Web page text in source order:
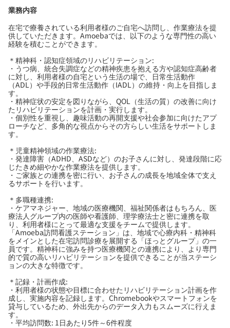
業務内容
在宅で療養されている利用者様のご自宅へ訪問し、作業療法を提
供していただきます。Amoebaでは、以下のような専門性の高い
経験を積むことができます。
＊精神科・認知症領域のリハビリテーション:
・うつ病、統合失調症などの精神疾患を抱える方や認知症高齢者
に対し、利用者様の自宅という生活の場で、日常生活動作
（ADL）や手段的日常生活動作（IADL）の維持・向上を目指しま
す。
・精神症状の安定を図りながら、QOL（生活の質）の改善に向け
たリハビリテーションを計画・実行します。
・個別性を重視し、趣味活動の再開支援や社会参加に向けたアプ
ローチなど、多角的な視点からその方らしい生活をサポートしま
す。
＊児童精神領域の作業療法:
・発達障害（ADHD、ASDなど）のお子さんに対し、発達段階に応
じたきめ細やかな作業療法を提供します。
・ご家族との連携を密に行い、お子さんの成長を地域全体で支え
るサポートを行います。
＊多職種連携:
・ケアマネジャー、地域の医療機関、福祉関係者はもちろん、医
療法人グループ内の医師や看護師、理学療法士と密に連携を取
り、利用者様にとって最適な支援をチームで提供します。
「Amoeba訪問看護ステーション」は、地域で心療内科・精神科
をメインとした在宅訪問診療を展開する「ほっとグループ」の一
員です。精神科に強みを持つ医療機関との連携により、より専門
的で質の高いリハビリテーションを提供できることが当ステーシ
ョンの大きな特徴です。
＊記録・計画作成:
・利用者様の状態や目標に合わせたリハビリテーション計画を作
成し、実施内容を記録します。Chromebookやスマートフォンを
貸与しているため、外出先からのデータ入力もスムーズに行えま
す。
・平均訪問数: 1日あたり5件～6件程度